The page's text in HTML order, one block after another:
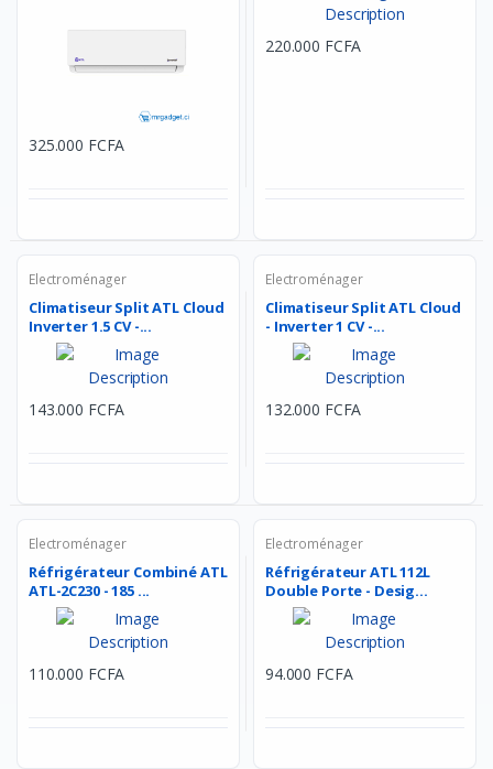
325.000 FCFA
220.000 FCFA
Electroménager
Climatiseur Split ATL Cloud
Inverter 1.5 CV -...
143.000 FCFA
Electroménager
Climatiseur Split ATL Cloud
- Inverter 1 CV -...
132.000 FCFA
Electroménager
Réfrigérateur Combiné ATL
ATL-2C230 - 185 ...
110.000 FCFA
Electroménager
Réfrigérateur ATL 112L
Double Porte - Desig...
94.000 FCFA